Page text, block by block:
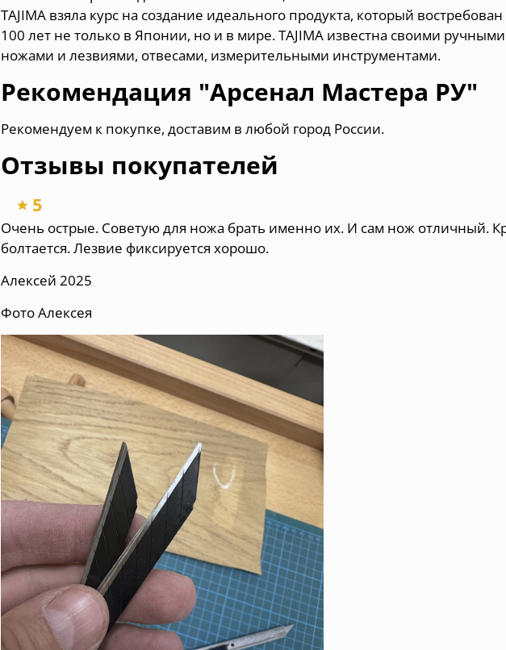
TAJIMA взяла курс на создание идеального продукта, который
100 лет не только в Японии, но и в мире. TAJIMA известна своими
ножами и лезвиями, отвесами, измерительными инструментами.
Рекомендация "Арсенал Мастера РУ"
Рекомендуем к покупке, доставим в любой город России.
Отзывы покупателей
Очень острые. Советую для ножа брать именно их. И сам нож отличный.
болтается. Лезвие фиксируется хорошо.
Алексей 2025
Фото Алексея